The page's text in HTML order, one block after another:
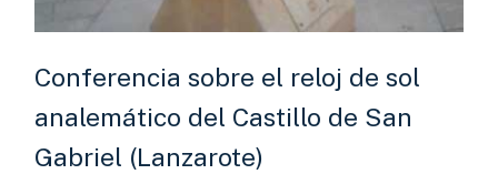
Conferencia sobre el reloj de sol
analemático del Castillo de San
Gabriel (Lanzarote)